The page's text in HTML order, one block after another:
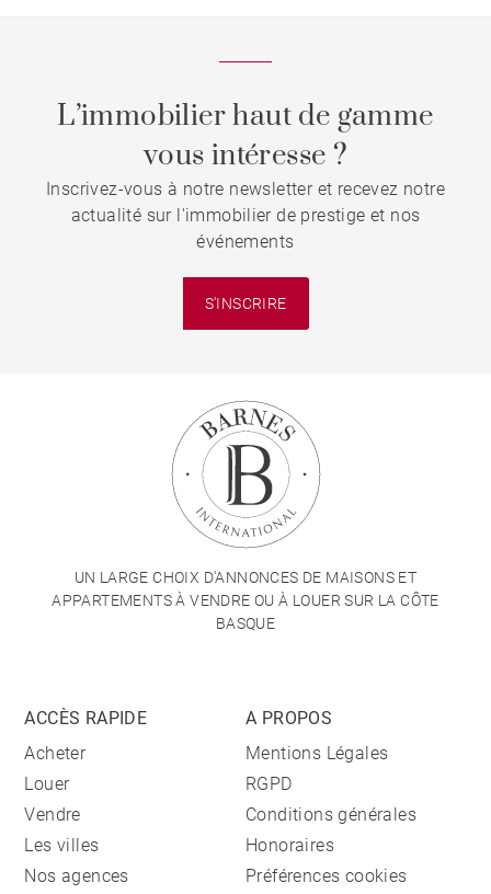
L’immobilier haut de gamme
vous intéresse ?
Inscrivez-vous à notre newsletter et recevez notre
actualité sur l'immobilier de prestige et nos
événements
S'INSCRIRE
UN LARGE CHOIX D'ANNONCES DE MAISONS ET
APPARTEMENTS À VENDRE OU À LOUER SUR LA CÔTE
BASQUE
ACCÈS RAPIDE
Acheter
Louer
Vendre
Les villes
Nos agences
A PROPOS
Mentions Légales
RGPD
Conditions générales
Honoraires
Préférences cookies